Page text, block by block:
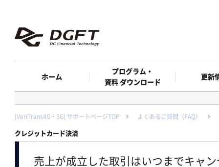
ホーム
プログラム・
資料 ダウンロード
更新
[VeriTrans4G・3G] サポートページTOP よくあるご質問（FAQ）
クレジットカード決済
売上が成立した取引はいつまでキャ